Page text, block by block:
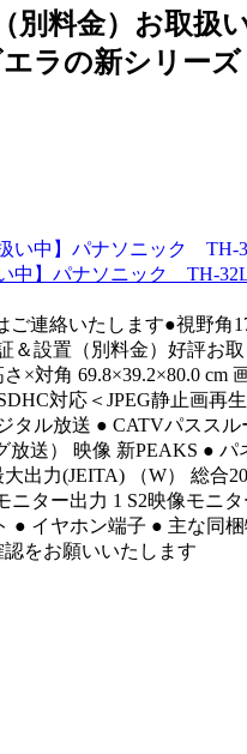
（別料金）お
ラの新シリー
い中】パナソニック
ご連絡いたします●視野
設置（別料金）好評お
角 69.8×39.2×80.0 cm
対応＜JPEG静止画
タル放送 ● CATVパスス
送） 映像 新PEAKS ●
出力(JEITA) （W） 総
ター出力 1 S2映像モニ
● イヤホン端子 ● 主な
をお願いいたします